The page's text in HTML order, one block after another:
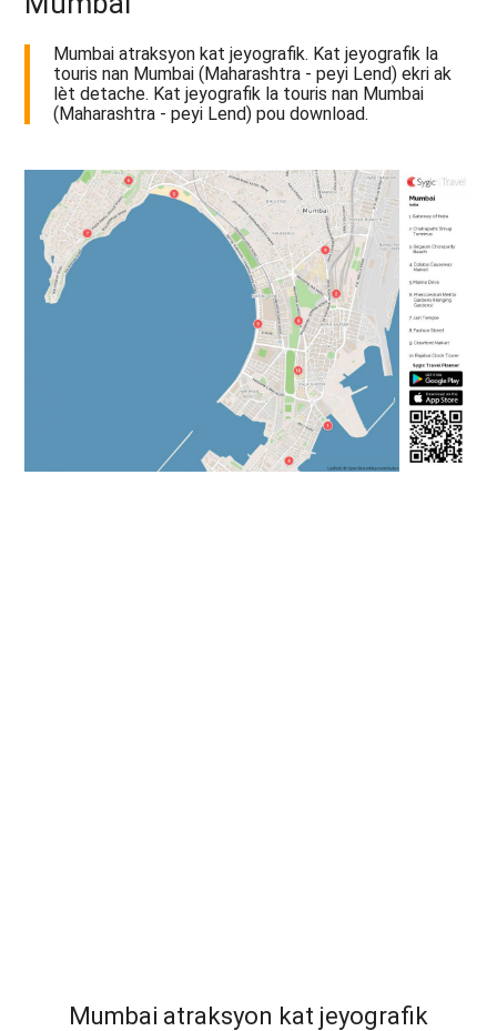
Mumbai atraksyon kat jeyografik. Kat jeyografik la
touris nan Mumbai (Maharashtra - peyi Lend) ekri ak
lèt detache. Kat jeyografik la touris nan Mumbai
(Maharashtra - peyi Lend) pou download.
Mumbai atraksyon kat jeyografik